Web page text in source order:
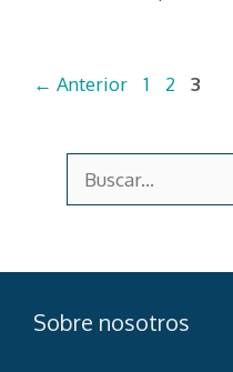
← Anterior Página
1 Página
2 3
Sobre nosotros